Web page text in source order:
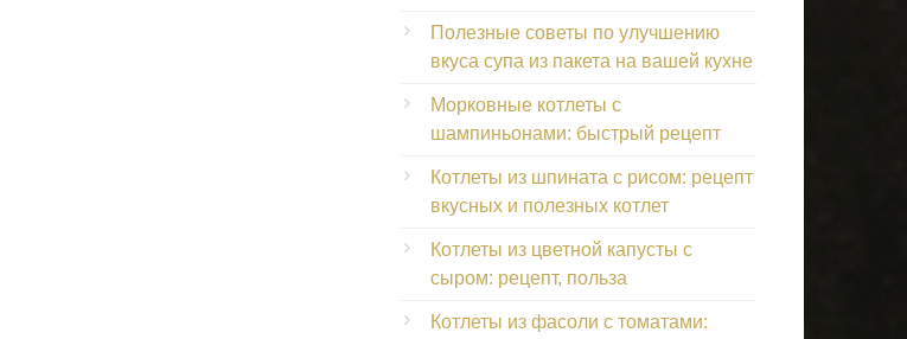
Полезные советы по улучшению
вкуса супа из пакета на вашей кухне
Морковные котлеты с
шампиньонами: быстрый рецепт
Котлеты из шпината с рисом: рецепт
вкусных и полезных котлет
Котлеты из цветной капусты с
сыром: рецепт, польза
Котлеты из фасоли с томатами: